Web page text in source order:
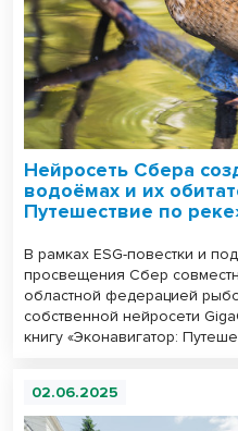
Нейросеть Сбера
водоёмах и их
Путешествие по
В рамках ESG-повестки и
просвещения Сбер
областной федерацией
собственной нейросети
книгу «Эконавигатор:
02.06.2025